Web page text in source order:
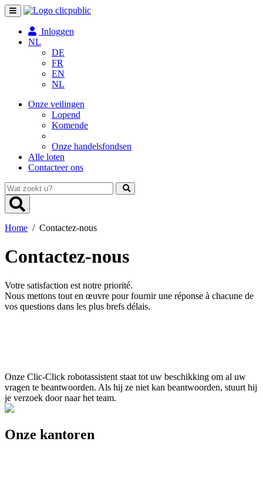
Toggle
navigation
Inloggen
NL
DE
FR
EN
NL
Onze veilingen
Lopend
Komende
Onze handelsfondsen
Alle loten
Contacteer ons
Wat
zoekt
u?
Home / Contactez-nous
Contactez-nous
Votre satisfaction est notre priorité.
Nous mettons tout en œuvre pour fournir une réponse à chacune de
vos questions dans les plus brefs délais.
Onze Clic-Click robotassistent staat tot uw beschikking om al uw
vragen te beantwoorden. Als hij ze niet kan beantwoorden, stuurt hij
je verzoek door naar het team.
Onze kantoren